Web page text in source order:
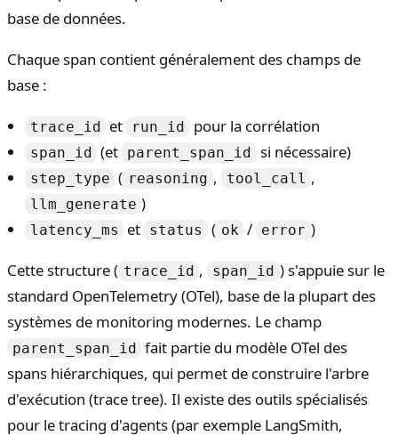
base de données.
Chaque span contient généralement des champs de
base :
trace_id et run_id pour la corrélation
span_id (et parent_span_id si nécessaire)
step_type ( reasoning , tool_call ,
llm_generate )
latency_ms et status ( ok / error )
Cette structure ( trace_id , span_id ) s'appuie sur le
standard OpenTelemetry (OTel), base de la plupart des
systèmes de monitoring modernes. Le champ
parent_span_id fait partie du modèle OTel des
spans hiérarchiques, qui permet de construire l'arbre
d'exécution (trace tree). Il existe des outils spécialisés
pour le tracing d'agents (par exemple LangSmith,